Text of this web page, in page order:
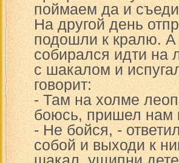
поймаем да и
На другой день
подошли к кралю. А
собирался идти на
с шакалом и
говорит:
- Там на холме
боюсь, пришел нам
- Не бойся, -
собой и выходи к